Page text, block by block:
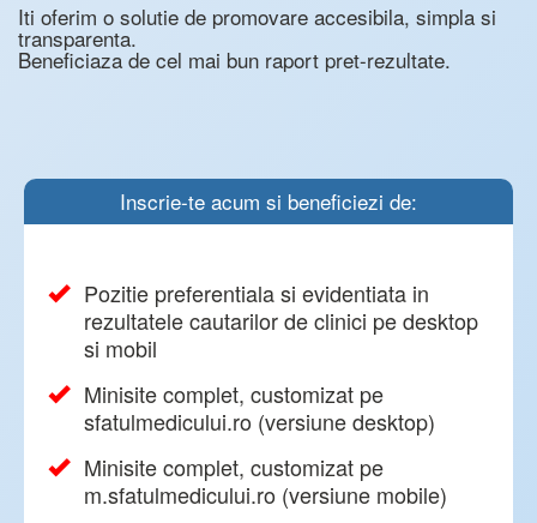
Iti oferim o solutie de promovare accesibila, simpla si
transparenta.
Beneficiaza de cel mai bun raport pret-rezultate.
Inscrie-te acum si beneficiezi de:
Pozitie preferentiala si evidentiata in
rezultatele cautarilor de clinici pe desktop
si mobil
Minisite complet, customizat pe
sfatulmedicului.ro (versiune desktop)
Minisite complet, customizat pe
m.sfatulmedicului.ro (versiune mobile)